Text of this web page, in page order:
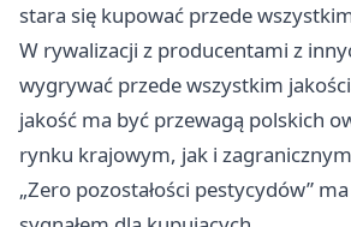
stara się kupować przede
W rywalizacji z producentami z
wygrywać przede wszystkim
jakość ma być przewagą polskich
rynku krajowym, jak i
„Zero pozostałości pestycydów”